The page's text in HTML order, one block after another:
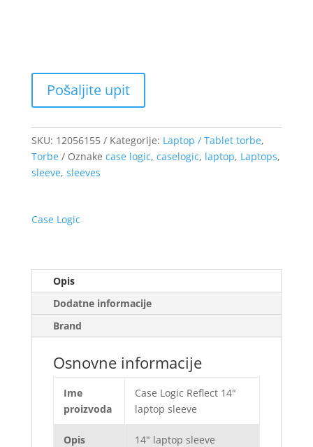
SKU: 12056155 Kategorije: Laptop / Tablet torbe,
Torbe
Oznake case logic, caselogic, laptop, Laptops,
sleeve, sleeves
Case Logic
Opis
Dodatne informacije
Brand
Osnovne informacije
Ime
proizvoda
Case Logic Reflect 14"
laptop sleeve
Opis
14" laptop sleeve